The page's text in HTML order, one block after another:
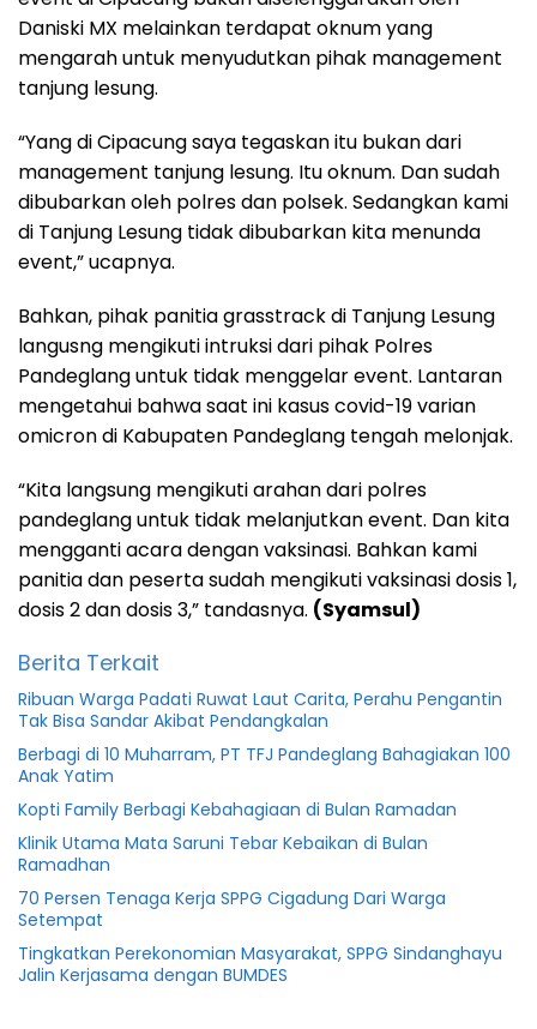
Daniski MX melainkan terdapat oknum yang
mengarah untuk menyudutkan pihak management
tanjung lesung.
“Yang di Cipacung saya tegaskan itu bukan dari
management tanjung lesung. Itu oknum. Dan sudah
dibubarkan oleh polres dan polsek. Sedangkan kami
di Tanjung Lesung tidak dibubarkan kita menunda
event,” ucapnya.
Bahkan, pihak panitia grasstrack di Tanjung Lesung
langusng mengikuti intruksi dari pihak Polres
Pandeglang untuk tidak menggelar event. Lantaran
mengetahui bahwa saat ini kasus covid-19 varian
omicron di Kabupaten Pandeglang tengah melonjak.
“Kita langsung mengikuti arahan dari polres
pandeglang untuk tidak melanjutkan event. Dan kita
mengganti acara dengan vaksinasi. Bahkan kami
panitia dan peserta sudah mengikuti vaksinasi dosis 1,
dosis 2 dan dosis 3,” tandasnya. (Syamsul)
Berita Terkait
Ribuan Warga Padati Ruwat Laut Carita, Perahu Pengantin
Tak Bisa Sandar Akibat Pendangkalan
Berbagi di 10 Muharram, PT TFJ Pandeglang Bahagiakan 100
Anak Yatim
Kopti Family Berbagi Kebahagiaan di Bulan Ramadan
Klinik Utama Mata Saruni Tebar Kebaikan di Bulan
Ramadhan
70 Persen Tenaga Kerja SPPG Cigadung Dari Warga
Setempat
Tingkatkan Perekonomian Masyarakat, SPPG Sindanghayu
Jalin Kerjasama dengan BUMDES